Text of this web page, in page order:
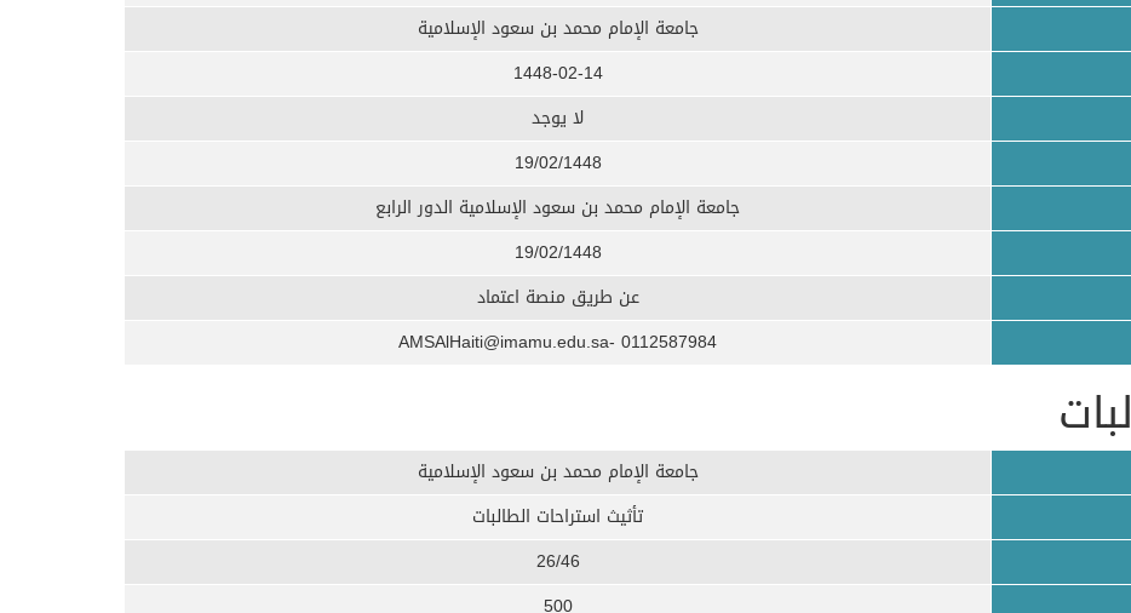
جامعة الإمام محمد بن سعود الإسلامية
1448-02-14
لا يوجد
19/02/1448
جامعة الإمام محمد بن سعود الإسلامية الدور الرابع
19/02/1448
عن طريق منصة اعتماد
0112587984 -AMSAlHaiti@imamu.edu.sa
جامعة الإمام محمد بن سعود الإسلامية
تأثيث استراحات الطالبات
26/46
500